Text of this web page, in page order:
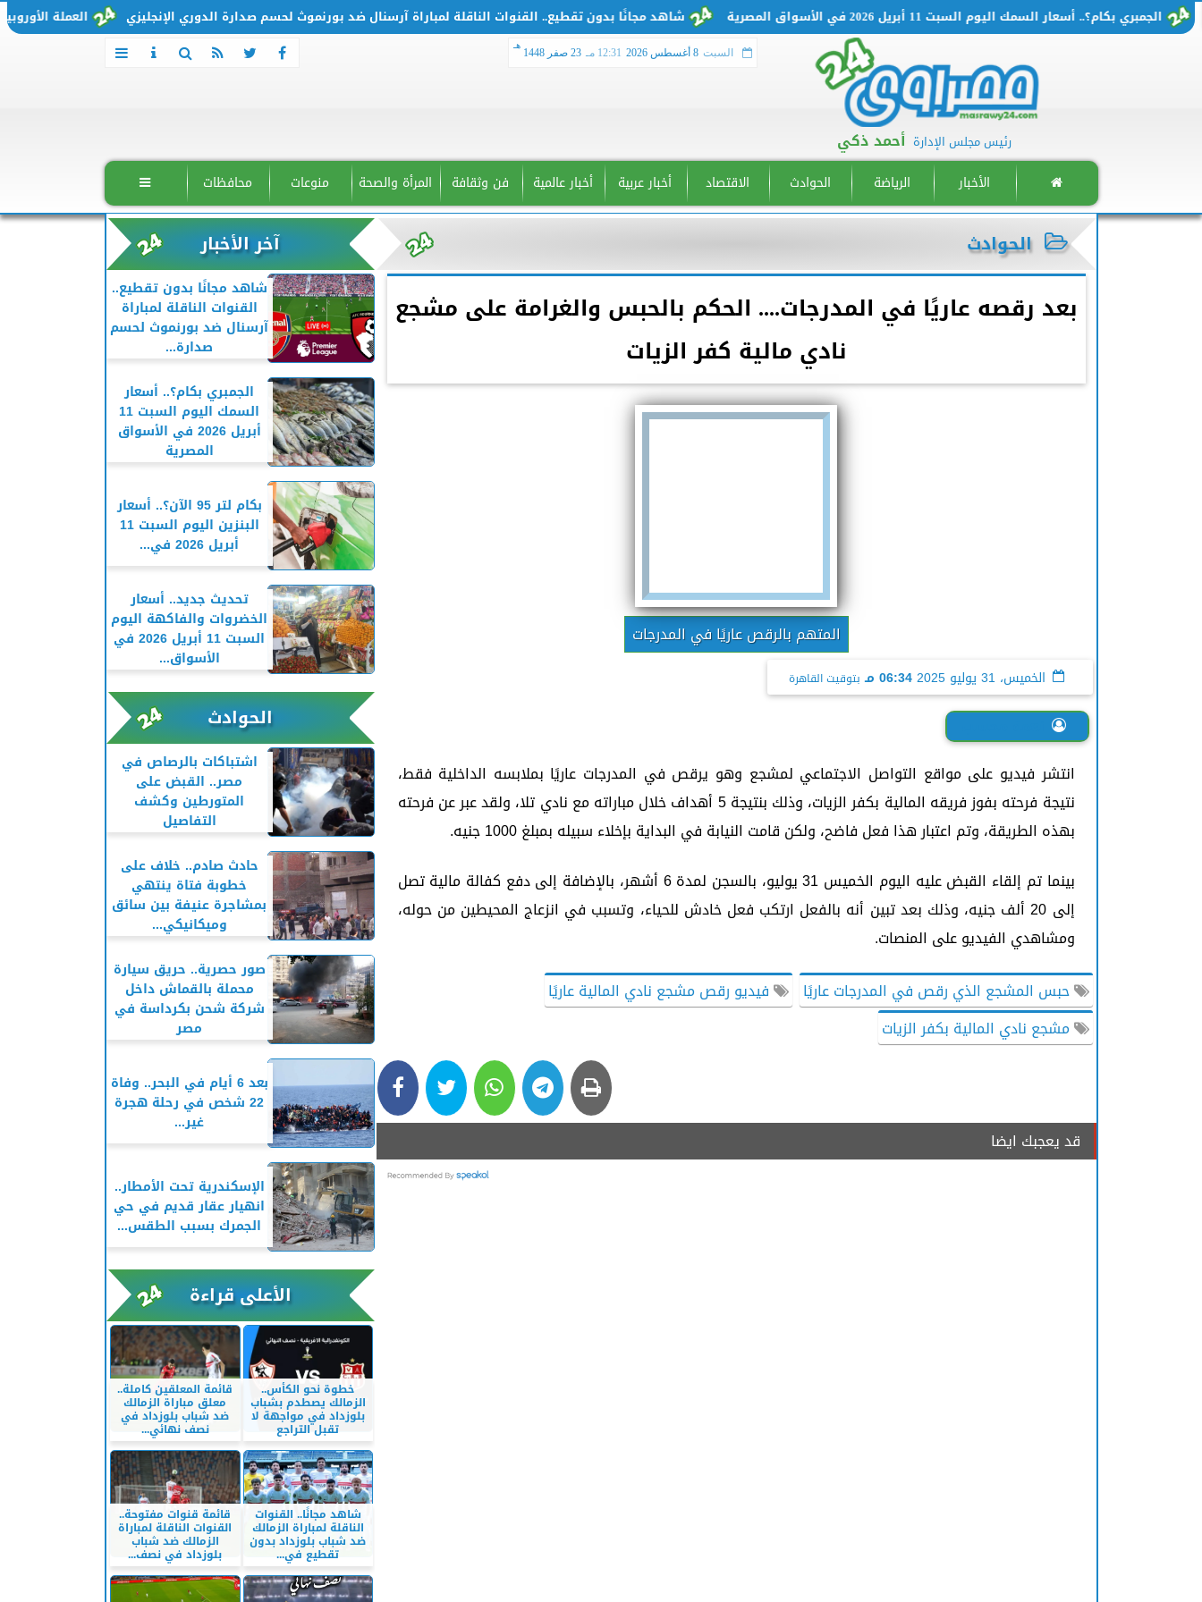
العملة الأوروبية تتحرك من شاهد مجانًا بدون تقطيع.. القنوات الناقلة لمباراة آرسنال ضد بورنموث لحسم صدارة الدوري الإنجليزي الجمبري بكام؟.. أسعار السمك اليوم السبت 11 أبريل 2026 في الأسواق المصرية
رئيس مجلس الإدارة أحمد ذكي
السبت 8 أغسطس 2026 12:31 مـ 23 صفر 1448
هـ
الأخبار الرياضة الحوادث الاقتصاد أخبار عربية أخبار عالمية فن وثقافة المرأة والصحة منوعات محافظات 
الحوادث
بعد رقصه عاريًا في المدرجات.... الحكم بالحبس والغرامة على مشجع
نادي مالية كفر الزيات
المتهم بالرقص عاريًا في المدرجات
الخميس، 31 يوليو 2025 06:34 مـ بتوقيت القاهرة
انتشر فيديو على مواقع التواصل الاجتماعي لمشجع وهو يرقص في المدرجات عاريًا بملابسه الداخلية فقط،
نتيجة فرحته بفوز فريقه المالية بكفر الزيات، وذلك بنتيجة 5 أهداف خلال مباراته مع نادي تلا، ولقد عبر عن فرحته
بهذه الطريقة، وتم اعتبار هذا فعل فاضح، ولكن قامت النيابة في البداية بإخلاء سبيله بمبلغ 1000 جنيه.
بينما تم إلقاء القبض عليه اليوم الخميس 31 يوليو، بالسجن لمدة 6 أشهر، بالإضافة إلى دفع كفالة مالية تصل
إلى 20 ألف جنيه، وذلك بعد تبين أنه بالفعل ارتكب فعل خادش للحياء، وتسبب في انزعاج المحيطين من حوله،
ومشاهدي الفيديو على المنصات.
حبس المشجع الذي رقص في المدرجات عاريًا
فيديو رقص مشجع نادي المالية عاريًا
مشجع نادي المالية بكفر الزيات
قد يعجبك ايضا
آخر الأخبار
شاهد مجانًا بدون تقطيع..
القنوات الناقلة لمباراة
آرسنال ضد بورنموث لحسم
صدارة...
الجمبري بكام؟.. أسعار
السمك اليوم السبت 11
أبريل 2026 في الأسواق
المصرية
بكام لتر 95 الآن؟.. أسعار
البنزين اليوم السبت 11
أبريل 2026 في...
تحديث جديد.. أسعار
الخضروات والفاكهة اليوم
السبت 11 أبريل 2026 في
الأسواق...
الحوادث
اشتباكات بالرصاص في
مصر.. القبض على
المتورطين وكشف
التفاصيل
حادث صادم.. خلاف على
خطوبة فتاة ينتهي
بمشاجرة عنيفة بين سائق
وميكانيكي...
صور حصرية.. حريق سيارة
محملة بالقماش داخل
شركة شحن بكرداسة في
مصر
بعد 6 أيام في البحر.. وفاة
22 شخص في رحلة هجرة
غير...
الإسكندرية تحت الأمطار..
انهيار عقار قديم في حي
الجمرك بسبب الطقس...
الأعلى قراءة
خطوة نحو الكأس..
الزمالك يصطدم بشباب
بلوزداد في مواجهة لا
تقبل التراجع
قائمة المعلقين كاملة..
معلق مباراة الزمالك
ضد شباب بلوزداد في
نصف نهائي...
شاهد مجانًا.. القنوات
الناقلة لمباراة الزمالك
ضد شباب بلوزداد بدون
تقطيع في...
قائمة قنوات مفتوحة..
القنوات الناقلة لمباراة
الزمالك ضد شباب
بلوزداد في نصف...